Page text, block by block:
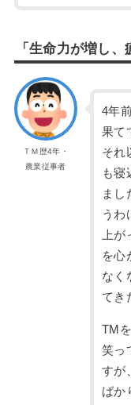
「生命力が増し、
ＴＭ歴4年・
農業従事者
4年
果て
それ
も寝
まし
うわ
上が
を心
なく
てき
TM
笑っ
すが
ばか